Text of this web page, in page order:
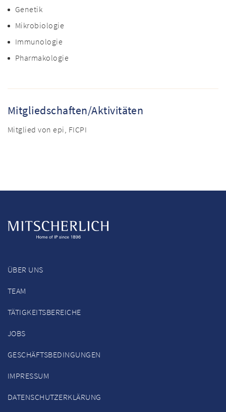
Genetik
Mikrobiologie
Immunologie
Pharmakologie
Mitgliedschaften/Aktivitäten
Mitglied von epi, FICPI
ÜBER UNS
TEAM
TÄTIGKEITSBEREICHE
JOBS
GESCHÄFTSBEDINGUNGEN
IMPRESSUM
DATENSCHUTZERKLÄRUNG